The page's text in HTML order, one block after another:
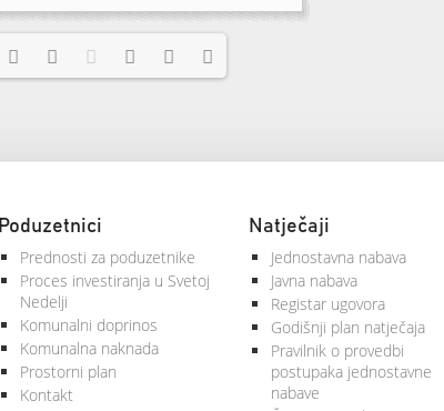
Poduzetnici
Prednosti za poduzetnike
Proces investiranja u Svetoj
Nedelji
Komunalni doprinos
Komunalna naknada
Prostorni plan
Kontakt
Natječaji
Jednostavna nabava
Javna nabava
Registar ugovora
Godišnji plan natječaja
Pravilnik o provedbi
postupaka jednostavne
nabave